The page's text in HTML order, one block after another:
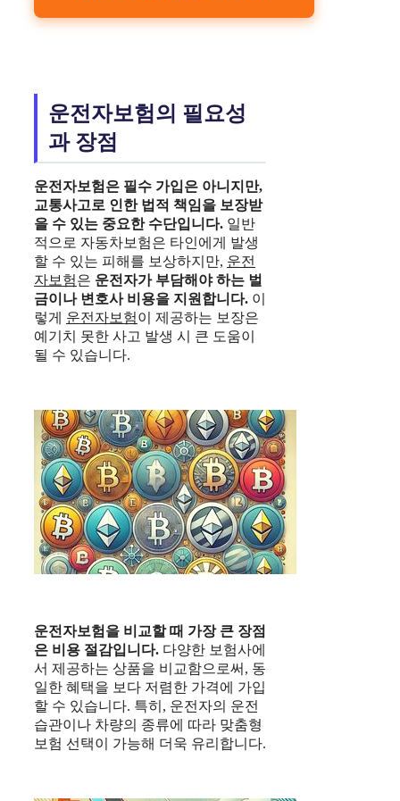
운전자보험의 필요성
과 장점
운전자보험 은 필수 가입은 아니지만,
교통사고로 인한 법적 책임을 보장받
을 수 있는 중요한 수단입니다. 일반
적으로 자동차보험은 타인에게 발생
할 수 있는 피해를 보상하지만, 운전
자보험은 운전자가 부담해야 하는 벌
금이나 변호사 비용을 지원합니다. 이
렇게 운전자보험이 제공하는 보장은
예기치 못한 사고 발생 시 큰 도움이
될 수 있습니다.
운전자보험 을 비교할 때 가장 큰 장점
은 비용 절감입니다. 다양한 보험사에
서 제공하는 상품을 비교함으로써, 동
일한 혜택을 보다 저렴한 가격에 가입
할 수 있습니다. 특히, 운전자의 운전
습관이나 차량의 종류에 따라 맞춤형
보험 선택이 가능해 더욱 유리합니다.